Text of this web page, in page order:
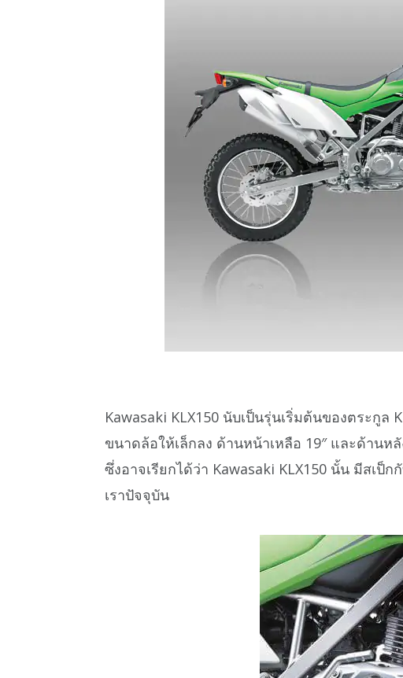
Kawasaki KLX150 นับเป็นรุ่นเริ่มต้นของตระกู
ขนาดล้อให้เล็กลง ด้านหน้าเหลือ 19″ และด้านห
ซึ่งอาจเรียกได้ว่า Kawasaki KLX150 นั้น มีสเป็
เราปัจจุบัน